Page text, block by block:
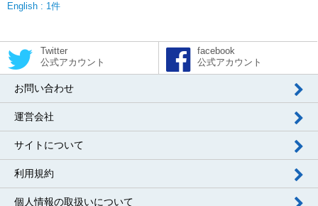
English : 1件
Twitter
公式アカウント
facebook
公式アカウント
お問い合わせ
運営会社
サイトについて
利用規約
個人情報の取扱いについて